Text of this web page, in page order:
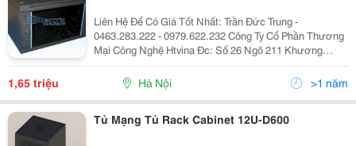
Liên Hệ Để Có Giá Tốt Nhất: Trần Đức Trung -
0463.283.222 - 0979.622.232 Công Ty Cổ Phần Thương
Mại Công Nghệ Htvina Đc: Số 26 Ngõ 211 Khương
Trung &Ndash; Thanh Xuân &Ndash; Hà Nội Yahoo
:Htvinakd3 Http ://Www.sieuthiht.com Trụ Sở Chính:
1,65 triệu Hà Nội >1 năm
Tủ Mạng Tủ Rack Cabinet 12U-D600